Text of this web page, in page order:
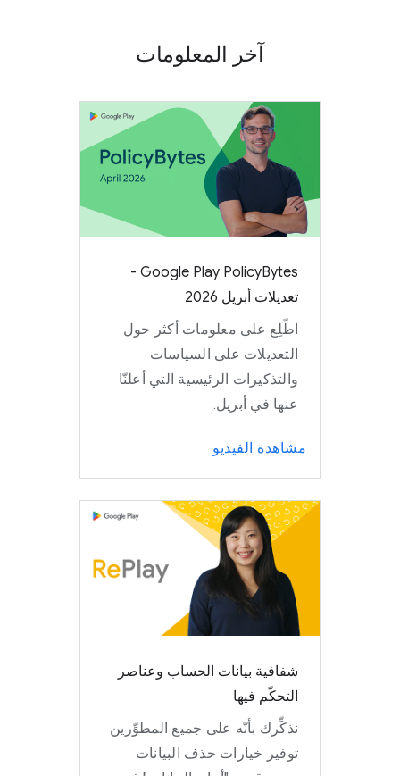
آخر المعلومات
‫Google Play PolicyBytes -
تعديلات أبريل 2026
اطّلِع على معلومات أكثر حول
التعديلات على السياسات
والتذكيرات الرئيسية التي أعلنّا
عنها في أبريل.
مشاهدة الفيديو
شفافية بيانات الحساب وعناصر
التحكّم فيها
نذكِّرك بأنّه على جميع المطوِّرين
توفير خيارات حذف البيانات